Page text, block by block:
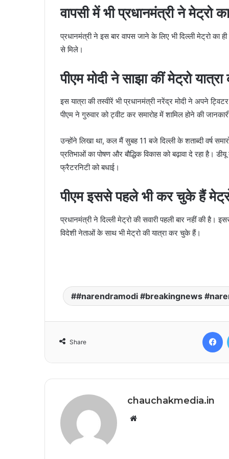
वापसी में भी प्रधानमंत्री ने मेट्रो
प्रधानमंत्री ने इस बार वापस जाने के लिए भी दिल्ली मेट्रो का
से मिले।
पीएम मोदी ने साझा कीं मेट्रो यात्रा
इस यात्रा की तस्वीरें भी प्रधानमंत्री नरेंद्र मोदी ने अपने
पीएम ने गुरुवार को ट्वीट कर समारोह में शामिल होने की
उन्होंने लिखा था, कल मैं सुबह 11 बजे दिल्ली के शताब्दी वर्ष
प्रतिभाओं का पोषण और बौद्धिक विकास को बढ़ावा दे रहा है।
फ्रैटरनिटी को बधाई।
पीएम इससे पहले भी कर चुके हैं
प्रधानमंत्री ने दिल्ली मेट्रो की सवारी पहली बार नहीं की
विदेशी नेताओं के साथ भी मेट्रो की यात्रा कर चुके हैं।
#narendramodi #breakingnews
Share
chauchakmedia.in
Website